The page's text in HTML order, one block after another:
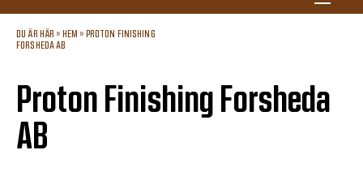
DU ÄR HÄR » HEM » PROTON FINISHING
FORSHEDA AB
Proton Finishing Forsheda
AB